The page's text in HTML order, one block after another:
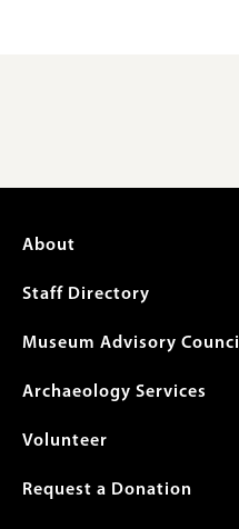
Footer
menu
About
Staff Directory
Museum Advisory Council
Archaeology Services
Volunteer
Request a Donation